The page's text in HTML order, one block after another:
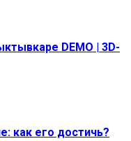
DEMO | 3D-
как его достичь?